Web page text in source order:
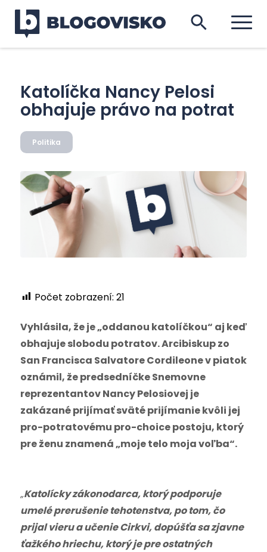
Katolíčka Nancy Pelosi
obhajuje právo na potrat
Politika
Počet zobrazení: 21
Vyhlásila, že je „oddanou katolíčkou“ aj keď
obhajuje slobodu potratov. Arcibiskup zo
San Francisca Salvatore Cordileone v piatok
oznámil, že predsedníčke Snemovne
reprezentantov Nancy Pelosiovej je
zakázané prijímať sväté prijímanie kvôli jej
pro-potratovému pro-choice postoju, ktorý
pre ženu znamená „moje telo moja voľba“.
„Katolícky zákonodarca, ktorý podporuje
umelé prerušenie tehotenstva, po tom, čo
prijal vieru a učenie Cirkvi, dopúšťa sa zjavne
ťažkého hriechu, ktorý je pre ostatných